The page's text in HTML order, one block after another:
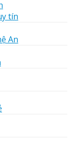
tín
An